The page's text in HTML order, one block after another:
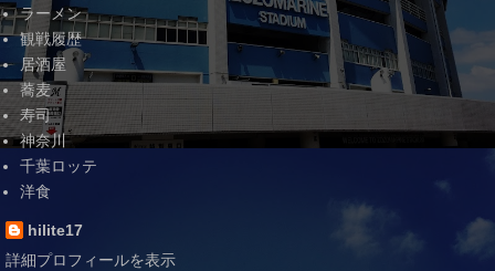
ラーメン
観戦履歴
居酒屋
蕎麦
寿司
神奈川
千葉ロッテ
洋食
hilite17
詳細プロフィールを表示